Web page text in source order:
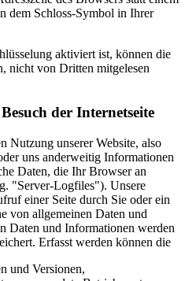
dem Schloss-Symbol in Ihrer
aktiviert ist, können die
nicht von Dritten mitgelesen
der Internetseite
Nutzung unserer Website, also
uns anderweitig Informationen
Daten, die Ihr Browser an
"Server-Logfiles"). Unsere
einer Seite durch Sie oder ein
von allgemeinen Daten und
Daten und Informationen werden
Erfasst werden können die
und Versionen,